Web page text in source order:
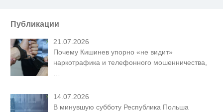
Публикации
21.07.2026
Почему Кишинев упорно «не видит»
наркотрафика и телефонного мошенничества,
14.07.2026
В минувшую субботу Республика Польша